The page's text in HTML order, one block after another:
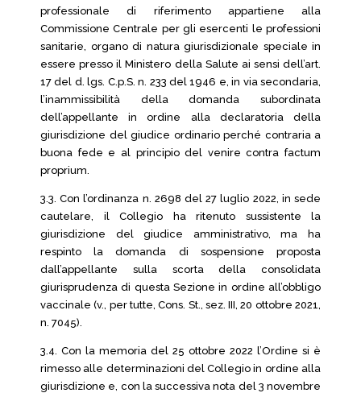
professionale di riferimento appartiene alla
Commissione Centrale per gli esercenti le professioni
sanitarie, organo di natura giurisdizionale speciale in
essere presso il Ministero della Salute ai sensi dell’art.
17 del d. lgs. C.p.S. n. 233 del 1946 e, in via secondaria,
l’inammissibilità della domanda subordinata
dell’appellante in ordine alla declaratoria della
giurisdizione del giudice ordinario perché contraria a
buona fede e al principio del venire contra factum
proprium.
3.3. Con l’ordinanza n. 2698 del 27 luglio 2022, in sede
cautelare, il Collegio ha ritenuto sussistente la
giurisdizione del giudice amministrativo, ma ha
respinto la domanda di sospensione proposta
dall’appellante sulla scorta della consolidata
giurisprudenza di questa Sezione in ordine all’obbligo
vaccinale (v., per tutte, Cons. St., sez. III, 20 ottobre 2021,
n. 7045).
3.4. Con la memoria del 25 ottobre 2022 l’Ordine si è
rimesso alle determinazioni del Collegio in ordine alla
giurisdizione e, con la successiva nota del 3 novembre